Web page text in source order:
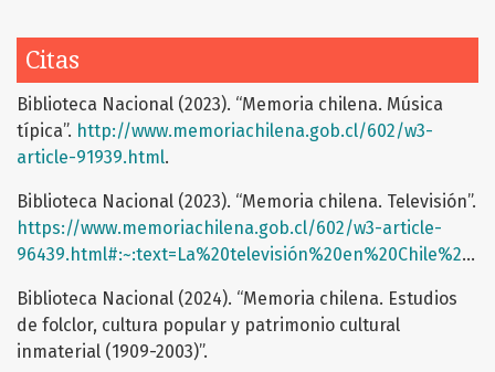
Citas
Biblioteca Nacional (2023). “Memoria chilena. Música
típica”. http://www.memoriachilena.gob.cl/602/w3-
article-91939.html.
Biblioteca Nacional (2023). “Memoria chilena. Televisión”.
https://www.memoriachilena.gob.cl/602/w3-article-
96439.html#:~:text=La%20televisión%20en%20Chile%20se,Universidad%20de%20Chile%2C%20canal%209
Biblioteca Nacional (2024). “Memoria chilena. Estudios
de folclor, cultura popular y patrimonio cultural
inmaterial (1909-2003)”.